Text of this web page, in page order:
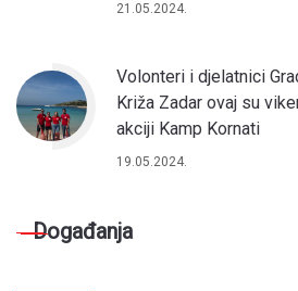
21.05.2024.
Volonteri i djelatnici
Križa Zadar ovaj su
akciji Kamp Kornati
19.05.2024.
Događanja